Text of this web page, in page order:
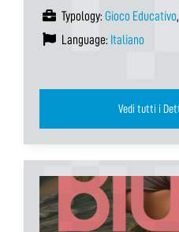
Typology: Gioco Educativo,
Language: Italiano